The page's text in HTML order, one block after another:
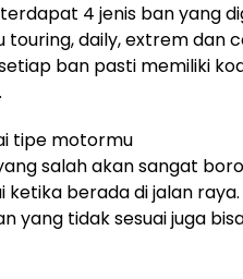
4 jenis ban yang
touring, daily, extrem dan
ban pasti memiliki
tipe motormu
salah akan sangat
ketika berada di jalan
yang tidak sesuai juga